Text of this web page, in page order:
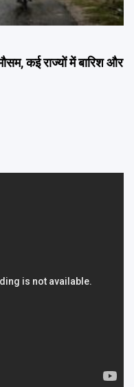
कई राज्यों में बारिश और